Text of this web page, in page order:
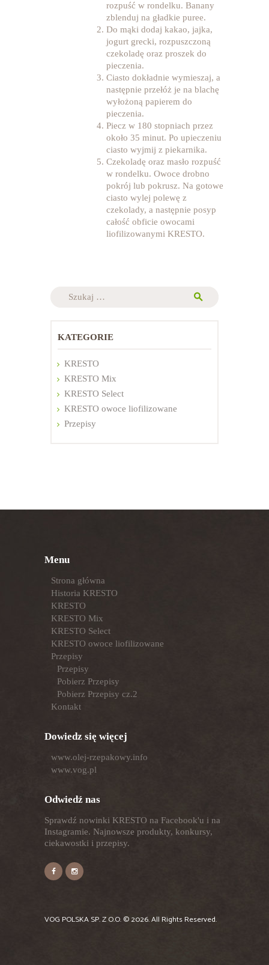
rozpuść w rondelku. Banany
zblenduj na gładkie puree.
Do mąki dodaj kakao, jajka,
jogurt grecki, rozpuszczoną
czekoladę oraz proszek do
pieczenia.
Ciasto dokładnie wymieszaj, a
następnie przełóż je na blachę
wyłożoną papierem do
pieczenia.
Piecz w 180 stopniach przez
około 35 minut. Po upieczeniu
ciasto wyjmij z piekarnika.
Czekoladę oraz masło rozpuść
w rondelku. Owoce drobno
pokrój lub pokrusz. Na gotowe
ciasto wylej polewę z
czekolady, a następnie posyp
całość obficie owocami
liofilizowanymi KRESTO.
Szukaj:
KATEGORIE
KRESTO
KRESTO Mix
KRESTO Select
KRESTO owoce liofilizowane
Przepisy
Menu
Strona główna
Historia KRESTO
KRESTO
KRESTO Mix
KRESTO Select
KRESTO owoce liofilizowane
Przepisy
Przepisy
Pobierz Przepisy
Pobierz Przepisy cz.2
Kontakt
Dowiedz się więcej
www.olej-rzepakowy.info
www.vog.pl
Odwiedź nas
Sprawdź nowinki KRESTO na Facebook'u i na
Instagramie. Najnowsze produkty, konkursy,
ciekawostki i przepisy.
VOG POLSKA SP. Z O.O.© 2026. All Rights Reserved.